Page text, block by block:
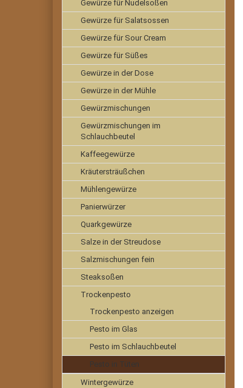
Gewürze für Nudelsoßen
Gewürze für Salatsossen
Gewürze für Sour Cream
Gewürze für Süßes
Gewürze in der Dose
Gewürze in der Mühle
Gewürzmischungen
Gewürzmischungen im
Schlauchbeutel
Kaffeegewürze
Kräutersträußchen
Mühlengewürze
Panierwürzer
Quarkgewürze
Salze in der Streudose
Salzmischungen fein
Steaksoßen
Trockenpesto
Trockenpesto anzeigen
Pesto im Glas
Pesto im Schlauchbeutel
Pesto in Tüten
Wintergewürze